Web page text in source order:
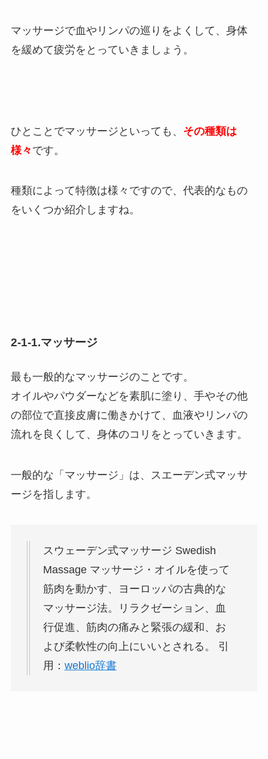
マッサージで血やリンパの巡りをよくして、身体
を緩めて疲労をとっていきましょう。
ひとことでマッサージといっても、 その種類は
様々 です。
種類によって特徴は様々ですので、代表的なもの
をいくつか紹介しますね。
2-1-1.マッサージ
最も一般的なマッサージのことです。
オイルやパウダーなどを素肌に塗り、手やその他
の部位で直接皮膚に働きかけて、血液やリンパの
流れを良くして、身体のコリをとっていきます。
一般的な「マッサージ」は、スエーデン式マッサ
ージを指します。
スウェーデン式マッサージ Swedish
Massage マッサージ・オイルを使って
筋肉を動かす、ヨーロッパの古典的な
マッサージ法。リラクゼーション、血
行促進、筋肉の痛みと緊張の緩和、お
よび柔軟性の向上にいいとされる。 引
用： weblio辞書